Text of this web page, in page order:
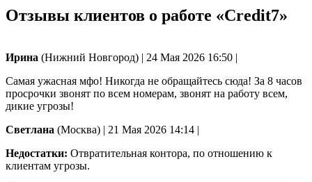
Отзывы клиентов о работе «Credit7»
Ирина (Нижний Новгород) | 24 Мая 2026 16:50 |
Самая ужасная мфо! Никогда не обращайтесь сюда! За 8 часов
просрочки звонят по всем номерам, звонят на работу всем,
дикие угрозы!
Светлана (Москва) | 21 Мая 2026 14:14 |
Недостатки: Отвратительная контора, по отношению к
клиентам угрозы.